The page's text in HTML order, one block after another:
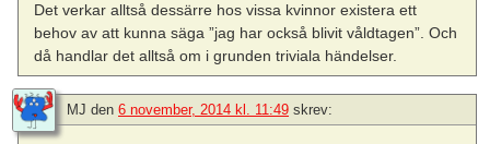
Det verkar alltså dessärre hos vissa kvinnor existera ett
behov av att kunna säga ”jag har också blivit våldtagen”. Och
då handlar det alltså om i grunden triviala händelser.
MJ den 6 november, 2014 kl. 11:49 skrev: